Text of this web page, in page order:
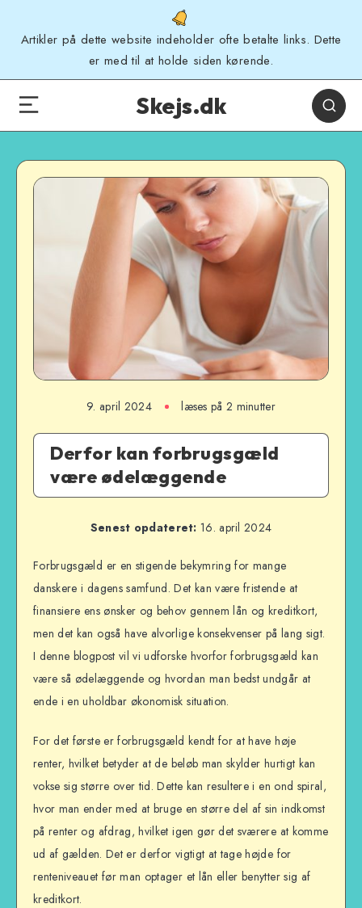
Artikler på dette website indeholder ofte betalte links. Dette
er med til at holde siden kørende.
Skejs.dk
9. april 2024 læses på 2 minutter
Derfor kan forbrugsgæld
være ødelæggende
Senest opdateret: 16. april 2024
Forbrugsgæld er en stigende bekymring for mange
danskere i dagens samfund. Det kan være fristende at
finansiere ens ønsker og behov gennem lån og kreditkort,
men det kan også have alvorlige konsekvenser på lang sigt.
I denne blogpost vil vi udforske hvorfor forbrugsgæld kan
være så ødelæggende og hvordan man bedst undgår at
ende i en uholdbar økonomisk situation.
For det første er forbrugsgæld kendt for at have høje
renter, hvilket betyder at de beløb man skylder hurtigt kan
vokse sig større over tid. Dette kan resultere i en ond spiral,
hvor man ender med at bruge en større del af sin indkomst
på renter og afdrag, hvilket igen gør det sværere at komme
ud af gælden. Det er derfor vigtigt at tage højde for
renteniveauet før man optager et lån eller benytter sig af
kreditkort.